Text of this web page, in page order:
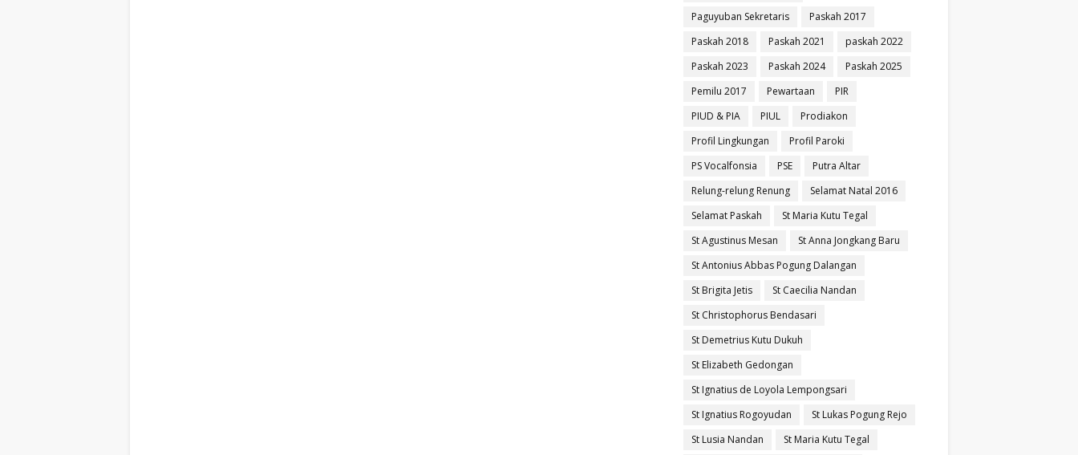
Paguyuban Sekretaris
Paskah 2017
Paskah 2018
Paskah 2021
paskah 2022
Paskah 2023
Paskah 2024
Paskah 2025
Pemilu 2017
Pewartaan
PIR
PIUD & PIA
PIUL
Prodiakon
Profil Lingkungan
Profil Paroki
PS Vocalfonsia
PSE
Putra Altar
Relung-relung Renung
Selamat Natal 2016
Selamat Paskah
St Maria Kutu Tegal
St Agustinus Mesan
St Anna Jongkang Baru
St Antonius Abbas Pogung Dalangan
St Brigita Jetis
St Caecilia Nandan
St Christophorus Bendasari
St Demetrius Kutu Dukuh
St Elizabeth Gedongan
St Ignatius de Loyola Lempongsari
St Ignatius Rogoyudan
St Lukas Pogung Rejo
St Lusia Nandan
St Maria Kutu Tegal